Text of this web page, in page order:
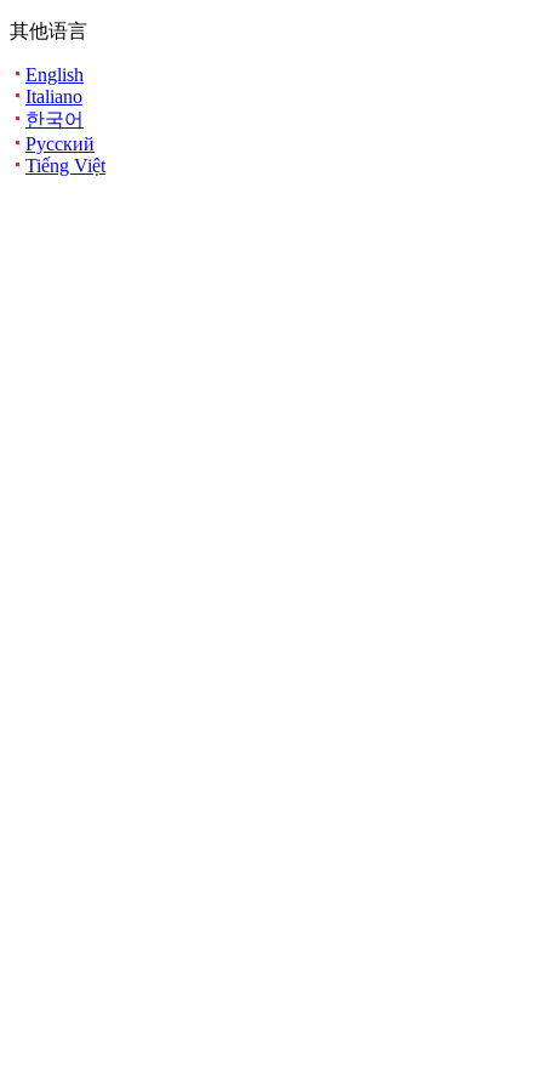
其他语言
English
Italiano
한국어
Русский
Tiếng Việt